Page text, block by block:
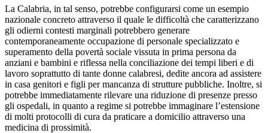
La Calabria, in tal senso, potrebbe configurarsi come un esempio
nazionale concreto attraverso il quale le difficoltà che caratterizzano
gli odierni contesti marginali potrebbero generare
contemporaneamente occupazione di personale specializzato e
superamento della povertà sociale vissuta in prima persona da
anziani e bambini e riflessa nella conciliazione dei tempi liberi e di
lavoro soprattutto di tante donne calabresi, dedite ancora ad assistere
in casa genitori e figli per mancanza di strutture pubbliche. Inoltre, si
potrebbe immediatamente rilevare una riduzione di presenze presso
gli ospedali, in quanto a regime si potrebbe immaginare l’estensione
di molti protocolli di cura da praticare a domicilio attraverso una
medicina di prossimità.